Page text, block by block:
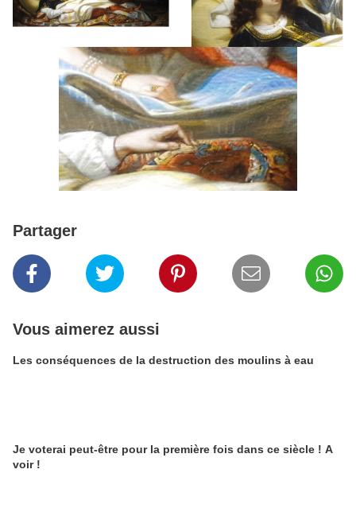
Partager
Vous aimerez aussi
Les conséquences de la destruction des moulins à eau
Je voterai peut-être pour la première fois dans ce siècle ! A
voir !